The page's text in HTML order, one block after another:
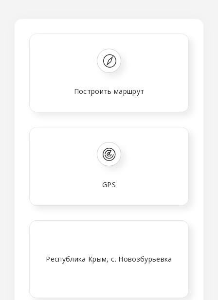
Построить маршрут
GPS
Республика Крым, с. Новозбурьевка